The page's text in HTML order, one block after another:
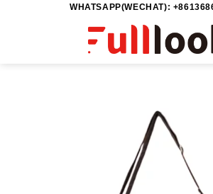
WHATSAPP(WECHAT):